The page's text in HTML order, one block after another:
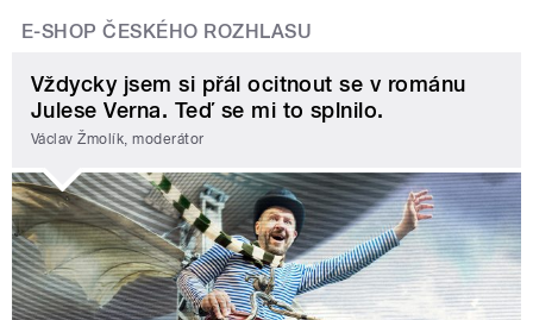
E-SHOP ČESKÉHO ROZHLASU
Vždycky jsem si přál ocitnout se v románu
Julese Verna. Teď se mi to splnilo.
Václav Žmolík, moderátor